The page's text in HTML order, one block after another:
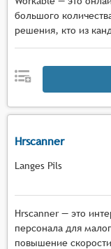
большого
решения, кто из
Hrscanner
Langes Pils
Hrscanner — это
персонала для
повышение